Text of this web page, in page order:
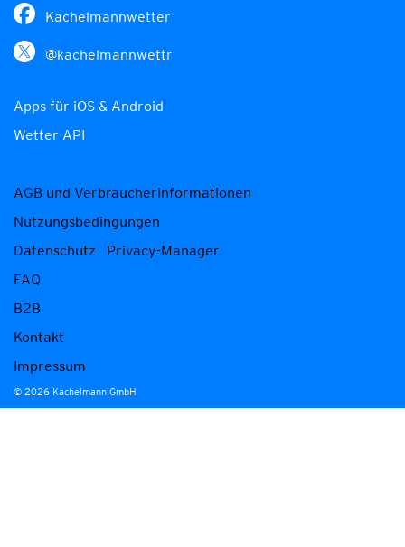
Kachelmannwetter
@kachelmannwettr
Apps für iOS & Android
Wetter API
AGB und Verbraucherinformationen
Nutzungsbedingungen
Datenschutz
Privacy-Manager
FAQ
B2B
Kontakt
Impressum
© 2026 Kachelmann GmbH